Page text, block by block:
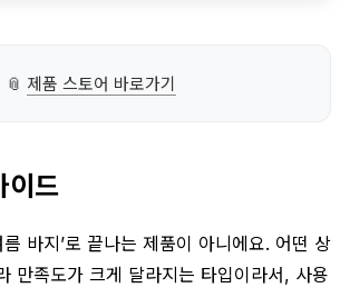
📎 제품 스토어 바로가기
이드
바지’로 끝나는 제품이 아니에요. 어떤 상
만족도가 크게 달라지는 타입이라서, 사용